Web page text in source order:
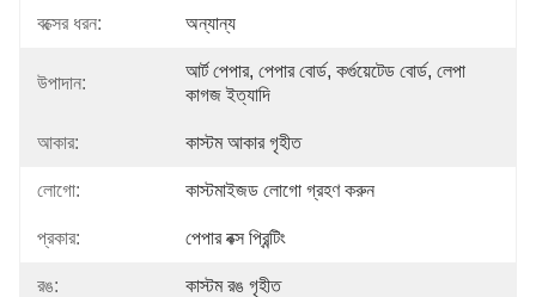
বক্সের ধরন: অন্যান্য
উপাদান:
আর্ট পেপার, পেপার বোর্ড, কর্গুয়েটেড বোর্ড, লেপা
কাগজ ইত্যাদি
আকার: কাস্টম আকার গৃহীত
লোগো: কাস্টমাইজড লোগো গ্রহণ করুন
প্রকার: পেপার বক্স প্রিন্টিং
রঙ: কাস্টম রঙ গৃহীত